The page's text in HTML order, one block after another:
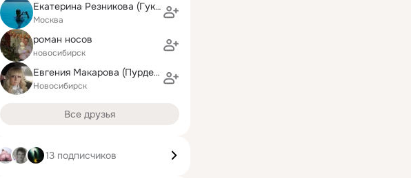
Екатерина Резникова (Гукемухова)
Москва
роман носов
новосибирск
Евгения Макарова (Пурденко)
Новосибирск
Все друзья
13 подписчиков